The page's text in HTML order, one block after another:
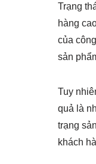
Trạng
hàng
của
sản
Tuy
quả là
trạng
khách